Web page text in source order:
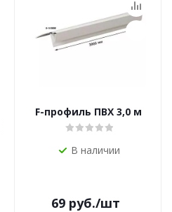
F-профиль ПВХ 3,0 м
В наличии
69 руб./шт